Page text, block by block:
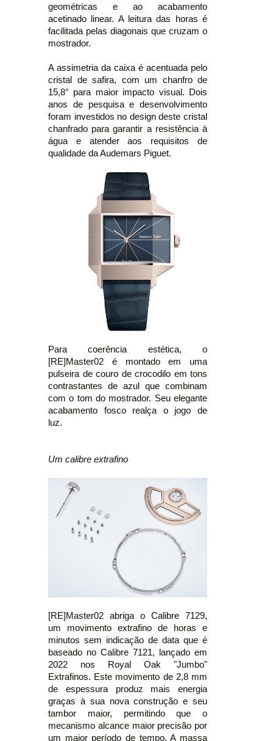
geométricas e ao acabamento
acetinado linear. A leitura das horas é
facilitada pelas diagonais que cruzam o
mostrador.
A assimetria da caixa é acentuada pelo
cristal de safira, com um chanfro de
15,8° para maior impacto visual. Dois
anos de pesquisa e desenvolvimento
foram investidos no design deste cristal
chanfrado para garantir a resistência à
água e atender aos requisitos de
qualidade da Audemars Piguet.
Para coerência estética, o
[RE]Master02 é montado em uma
pulseira de couro de crocodilo em tons
contrastantes de azul que combinam
com o tom do mostrador. Seu elegante
acabamento fosco realça o jogo de
luz.
Um calibre extrafino
[RE]Master02 abriga o Calibre 7129,
um movimento extrafino de horas e
minutos sem indicação de data que é
baseado no Calibre 7121, lançado em
2022 nos Royal Oak "Jumbo"
Extrafinos. Este movimento de 2,8 mm
de espessura produz mais energia
graças à sua nova construção e seu
tambor maior, permitindo que o
mecanismo alcance maior precisão por
um maior período de tempo. A massa